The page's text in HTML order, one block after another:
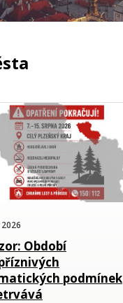
Období
podmínek